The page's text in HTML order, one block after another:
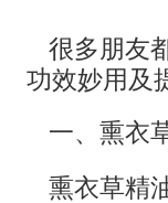
很多朋友
功效妙用及
一、熏衣
熏衣草精